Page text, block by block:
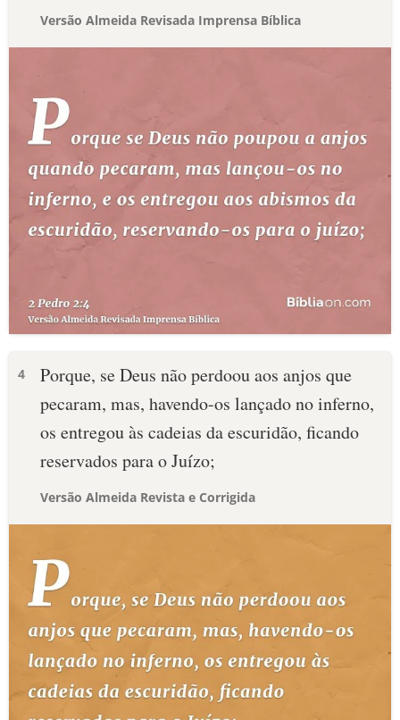
Versão Almeida Revisada Imprensa Bíblica
4
Porque, se Deus não perdoou aos anjos que
pecaram, mas, havendo-os lançado no inferno,
os entregou às cadeias da escuridão, ficando
reservados para o Juízo;
Versão Almeida Revista e Corrigida